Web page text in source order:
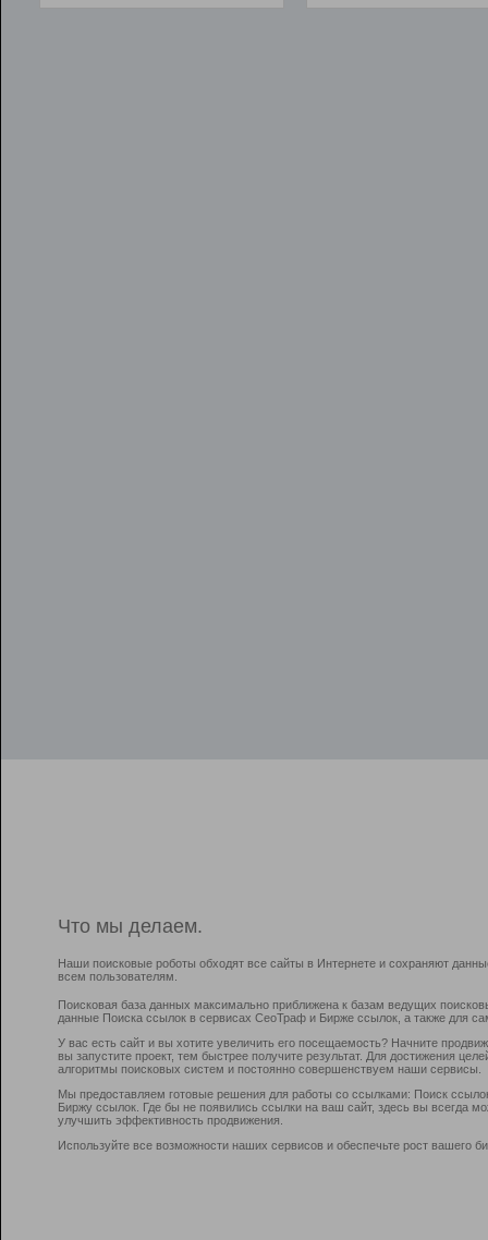
Что мы делаем.
Наши поисковые роботы обходят все сайты в Интернете и сохраняют
всем пользователям.
Поисковая база данных максимально приближена к базам ведущих
данные Поиска ссылок в сервисах СеоТраф и Бирже ссылок, а также для
У вас есть сайт и вы хотите увеличить его посещаемость? Начните
вы запустите проект, тем быстрее получите результат. Для достижения
алгоритмы поисковых систем и постоянно совершенствуем наши сервисы.
Мы предоставляем готовые решения для работы со ссылками: Поиск
Биржу ссылок. Где бы не появились ссылки на ваш сайт, здесь вы всегда
улучшить эффективность продвижения.
Используйте все возможности наших сервисов и обеспечьте рост вашего